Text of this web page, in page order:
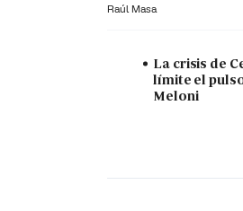
Raúl Masa
La crisis de
límite el
Meloni